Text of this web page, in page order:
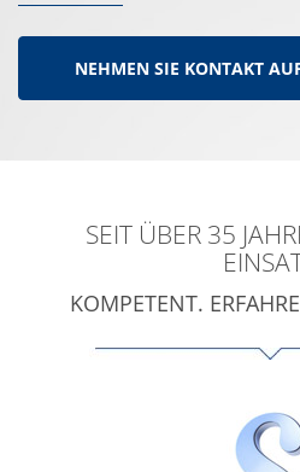
NEHMEN SIE KONTAKT
SEIT ÜBER 35
KOMPETENT.